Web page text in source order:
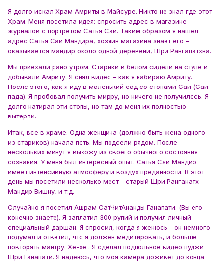
Я долго искал Храм Амриты в Майсуре. Никто не знал где этот
Храм. Меня посетила идея: спросить адрес в магазине
журналов с портретом Сатья Саи. Таким образом я нашёл
адрес Сатья Саи Мандира, хозяин магазина знает его –
оказывается мандир около одной деревени, Шри Рангапатхна.
Мы приехали рано утром. Старики в белом сидели на стуле и
добывали Амриту. Я снял видео – как я набираю Амриту.
После этого, как я иду в маленький сад со стопами Саи (Саи-
пада). Я пробовал получить мирру, но ничего не получилось. Я
долго натирал эти стопы, но там до меня их полностью
вытерли.
Итак, все в храме. Одна женщина (должно быть жена одного
из стариков) начала петь. Мы подсели рядом. После
нескольких минут я выхожу из своего обычного состояния
сознания. У меня был интересный опыт. Сатья Саи Мандир
имеет интенсивную атмосферу и воздух преданности. В этот
день мы посетили несколько мест - старый Шри Ранганатх
Мандир Вишну, и т.д.
Случайно я посетил Ашрам СатЧитАнанды Ганапати. (Вы его
конечно знаете). Я заплатил 300 рупий и получил личный
специальный даршан. Я спросил, когда я женюсь - он немного
подумал и ответил, что я должен медитировать, и больше
повторять мантру. Хе-хе . Я сделал подпольное видео пуджи
Шри Ганапати. Я надеюсь, что моя камера доживет до конца